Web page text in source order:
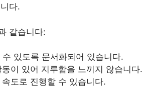
다.
같습니다:
있도록 문서화되어 있습니다.
이 있어 지루함을 느끼지 않습니다.
도로 진행할 수 있습니다.